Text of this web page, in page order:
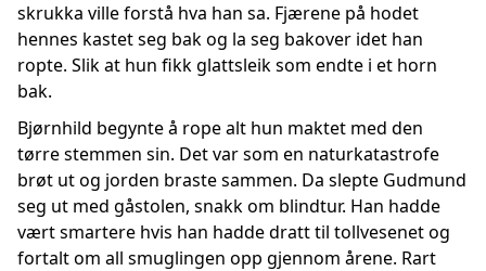
skrukka ville forstå hva han sa. Fjærene på hodet
hennes kastet seg bak og la seg bakover idet han
ropte. Slik at hun fikk glattsleik som endte i et horn
bak.
Bjørnhild begynte å rope alt hun maktet med den
tørre stemmen sin. Det var som en naturkatastrofe
brøt ut og jorden braste sammen. Da slepte Gudmund
seg ut med gåstolen, snakk om blindtur. Han hadde
vært smartere hvis han hadde dratt til tollvesenet og
fortalt om all smuglingen opp gjennom årene. Rart